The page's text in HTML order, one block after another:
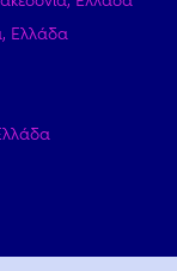
Ελλάδα